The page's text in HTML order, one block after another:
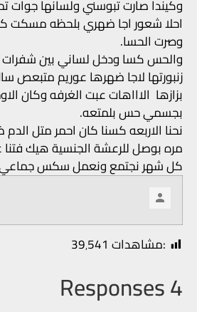
وكيندا صارت تبوسني ولسانها
احلا شعور اجا ضهري بلحظه مسكت
وصرت الحسا.
والحس كسا ودخل لساني بين
زنبورتها لاجا ضهرها عوريم متبعص
بزازها الاااهات عبت الغرفه وكان
بجسمي حس بلمتعه.
نحنا الاربعه كسنا كان احمر متل
مره بوصل للرعشة الجنسية هيك فتنا
كل شهر نجتمع ونعمل سكس جماعي
:مشاهدات 39٬541
4 Responses